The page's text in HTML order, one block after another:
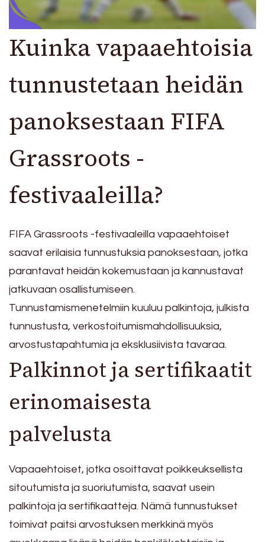
Kuinka vapaaehtoisia
tunnustetaan heidän
panoksestaan FIFA
Grassroots -
festivaaleilla?
FIFA Grassroots -festivaaleilla vapaaehtoiset
saavat erilaisia tunnustuksia panoksestaan, jotka
parantavat heidän kokemustaan ja kannustavat
jatkuvaan osallistumiseen.
Tunnustamismenetelmiin kuuluu palkintoja, julkista
tunnustusta, verkostoitumismahdollisuuksia,
arvostustapahtumia ja eksklusiivista tavaraa.
Palkinnot ja sertifikaatit
erinomaisesta
palvelusta
Vapaaehtoiset, jotka osoittavat poikkeuksellista
sitoutumista ja suoriutumista, saavat usein
palkintoja ja sertifikaatteja. Nämä tunnustukset
toimivat paitsi arvostuksen merkkinä myös